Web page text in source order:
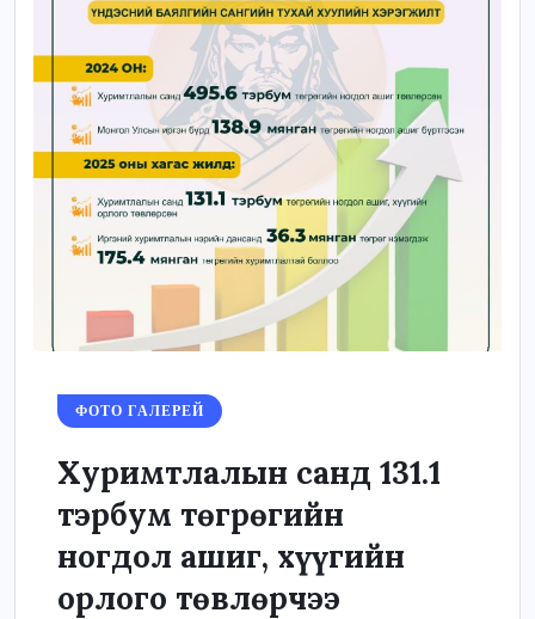
ФОТО ГАЛЕРЕЙ
Хуримтлалын санд 131.1
тэрбум төгрөгийн
ногдол ашиг, хүүгийн
орлого төвлөрчээ